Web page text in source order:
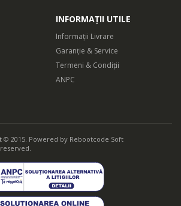
INFORMAȚII UTILE
Informații Livrare
Garanție & Service
Termeni & Condiții
ANPC
© 2015. Powered by Rebootcode Soft